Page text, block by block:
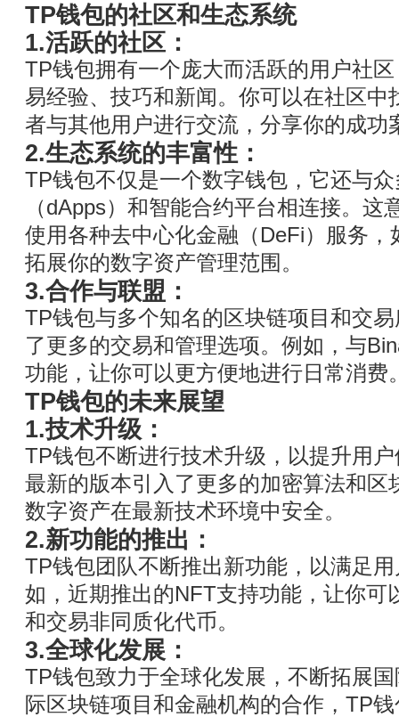
TP钱包的社区和生态系统
1.活跃的社区：
TP钱包拥有一个庞大而活跃的用户社
易经验、技巧和新闻。你可以在社区中
者与其他用户进行交流，分享你的成功
2.生态系统的丰富性：
TP钱包不仅是一个数字钱包，它还与
（dApps）和智能合约平台相连接。这
使用各种去中心化金融（DeFi）服务
拓展你的数字资产管理范围。
3.合作与联盟：
TP钱包与多个知名的区块链项目和交
了更多的交易和管理选项。例如，与
功能，让你可以更方便地进行日常消费
TP钱包的未来展望
1.技术升级：
TP钱包不断进行技术升级，以提升用
最新的版本引入了更多的加密算法和区
数字资产在最新技术环境中安全。
2.新功能的推出：
TP钱包团队不断推出新功能，以满足
如，近期推出的NFT支持功能，让你可
和交易非同质化代币。
3.全球化发展：
TP钱包致力于全球化发展，不断拓展
际区块链项目和金融机构的合作，TP